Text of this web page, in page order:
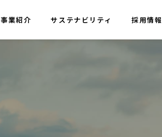
事業紹介 サステナビリティ 採用情報